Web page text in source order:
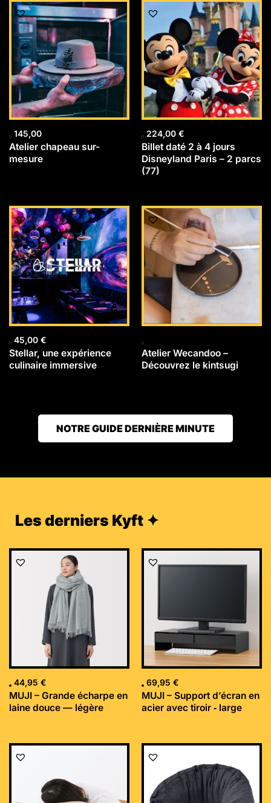
145,00
Atelier chapeau sur-
mesure
224,00 €
Billet daté 2 à 4 jours
Disneyland Paris – 2 parcs
(77)
45,00 €
Stellar, une expérience
culinaire immersive
Atelier Wecandoo –
Découvrez le kintsugi
NOTRE GUIDE DERNIÈRE MINUTE
Les derniers Kyft ✦
44,95 €
MUJI – Grande écharpe en
laine douce — légère
69,95 €
MUJI – Support d’écran en
acier avec tiroir ‐ large